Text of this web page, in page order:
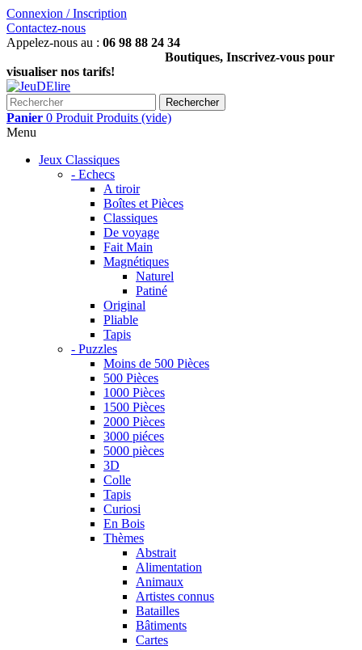
Connexion / Inscription
Contactez-nous
Appelez-nous au : 06 98 88 24 34
Boutiques, Inscrivez-vous pour
visualiser nos tarifs!
Rechercher
Panier 0 Produit Produits (vide)
Menu
Jeux Classiques
- Echecs
A tiroir
Boîtes et Pièces
Classiques
De voyage
Fait Main
Magnétiques
Naturel
Patiné
Original
Pliable
Tapis
- Puzzles
Moins de 500 Pièces
500 Pièces
1000 Pièces
1500 Pièces
2000 Pièces
3000 piéces
5000 pièces
3D
Colle
Tapis
Curiosi
En Bois
Thèmes
Abstrait
Alimentation
Animaux
Artistes connus
Batailles
Bâtiments
Cartes